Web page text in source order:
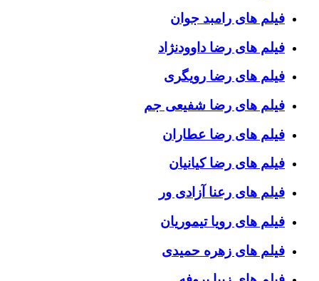
فیلم های رامبد جوان
فیلم های رضا داوودنژاد
فیلم های رضا رویگری
فیلم های رضا شفیعی جم
فیلم های رضا عطاران
فیلم های رضا کیانیان
فیلم های رعنا آزادی ور
فیلم های رویا تیموریان
فیلم های زهره حمیدی